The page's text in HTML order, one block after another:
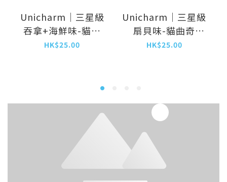
Unicharm｜三星級
吞拿+海鮮味-貓曲
奇 6gx4袋 (UIC-
HK$25.00
Unicharm｜三星級
扇貝味-貓曲奇
6gx4袋 (UIC-5413)
HK$25.00